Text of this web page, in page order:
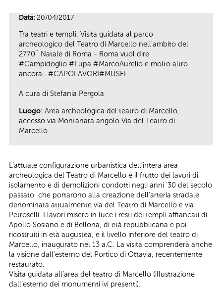
Data: 20/04/2017
Tra teatri e templi. Visita guidata al parco
archeologico del Teatro di Marcello nell'ambito del
2770˚ Natale di Roma - Roma vuol dire
#Campidoglio #Lupa #MarcoAurelio e molto altro
ancora.. #CAPOLAVORI#MUSEI
A cura di Stefania Pergola
Luogo: Area archeologica del teatro di Marcello,
accesso via Montanara angolo Via del Teatro di
Marcello
L’attuale configurazione urbanistica dell’intera area
archeologica del Teatro di Marcello è il frutto dei lavori di
isolamento e di demolizioni condotti negli anni ’30 del secolo
passato che portarono alla creazione dell’arteria stradale
denominata attualmente via del Teatro di Marcello e via
Petroselli. I lavori misero in luce i resti dei templi affiancati di
Apollo Sosiano e di Bellona, di età repubblicana e poi
ricostruiti in età augustea, e il livello inferiore del teatro di
Marcello, inaugurato nel 13 a.C. La visita comprenderà anche
la visione dall’esterno del Portico di Ottavia, recentemente
restaurato.
Visita guidata all’area del teatro di Marcello (illustrazione
dall’esterno dei monumenti ivi presenti).